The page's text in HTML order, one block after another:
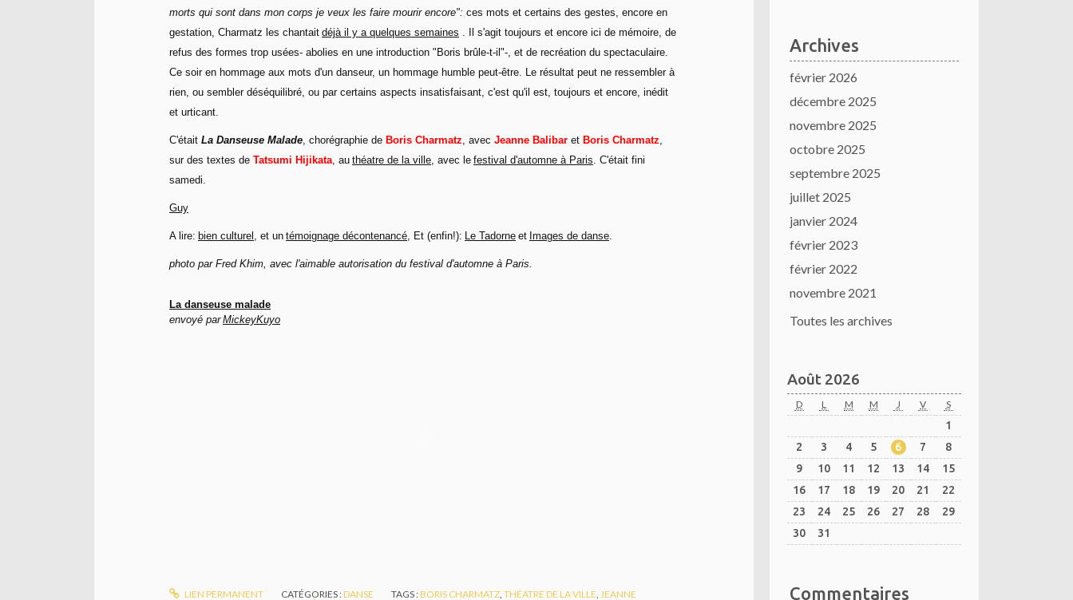
morts qui sont dans mon corps je veux les faire mourir encore": ces mots et certains des gestes, encore en
gestation, Charmatz les chantait déjà il y a quelques semaines . Il s'agit toujours et encore ici de mémoire, de
refus des formes trop usées- abolies en une introduction "Boris brûle-t-il"-, et de recréation du spectaculaire.
Ce soir en hommage aux mots d'un danseur, un hommage humble peut-être. Le résultat peut ne ressembler à
rien, ou sembler déséquilibré, ou par certains aspects insatisfaisant, c'est qu'il est, toujours et encore, inédit
et urticant.
C'était La Danseuse Malade, chorégraphie de Boris Charmatz, avec Jeanne Balibar et Boris Charmatz,
sur des textes de Tatsumi Hijikata, au théatre de la ville, avec le festival d'automne à Paris. C'était fini
samedi.
Guy
A lire: bien culturel , et un témoignage décontenancé, Et (enfin!): Le Tadorne et Images de danse.
photo par Fred Khim, avec l'aimable autorisation du festival d'automne à Paris.
La danseuse malade
envoyé par MickeyKuyo
LIEN PERMANENT CATÉGORIES :DANSE TAGS :BORIS CHARMATZ,THÉATRE DE LA VILLE,JEANNE
Archives
février 2026
décembre 2025
novembre 2025
octobre 2025
septembre 2025
juillet 2025
janvier 2024
février 2023
février 2022
novembre 2021
Toutes les archives
Août 2026
D L M M J V S
1
2
3 4 5 6 7
8
9
10 11 12 13 14
15
16
17 18 19 20 21
22
23
24 25 26 27 28
29
30
31
Commentaires